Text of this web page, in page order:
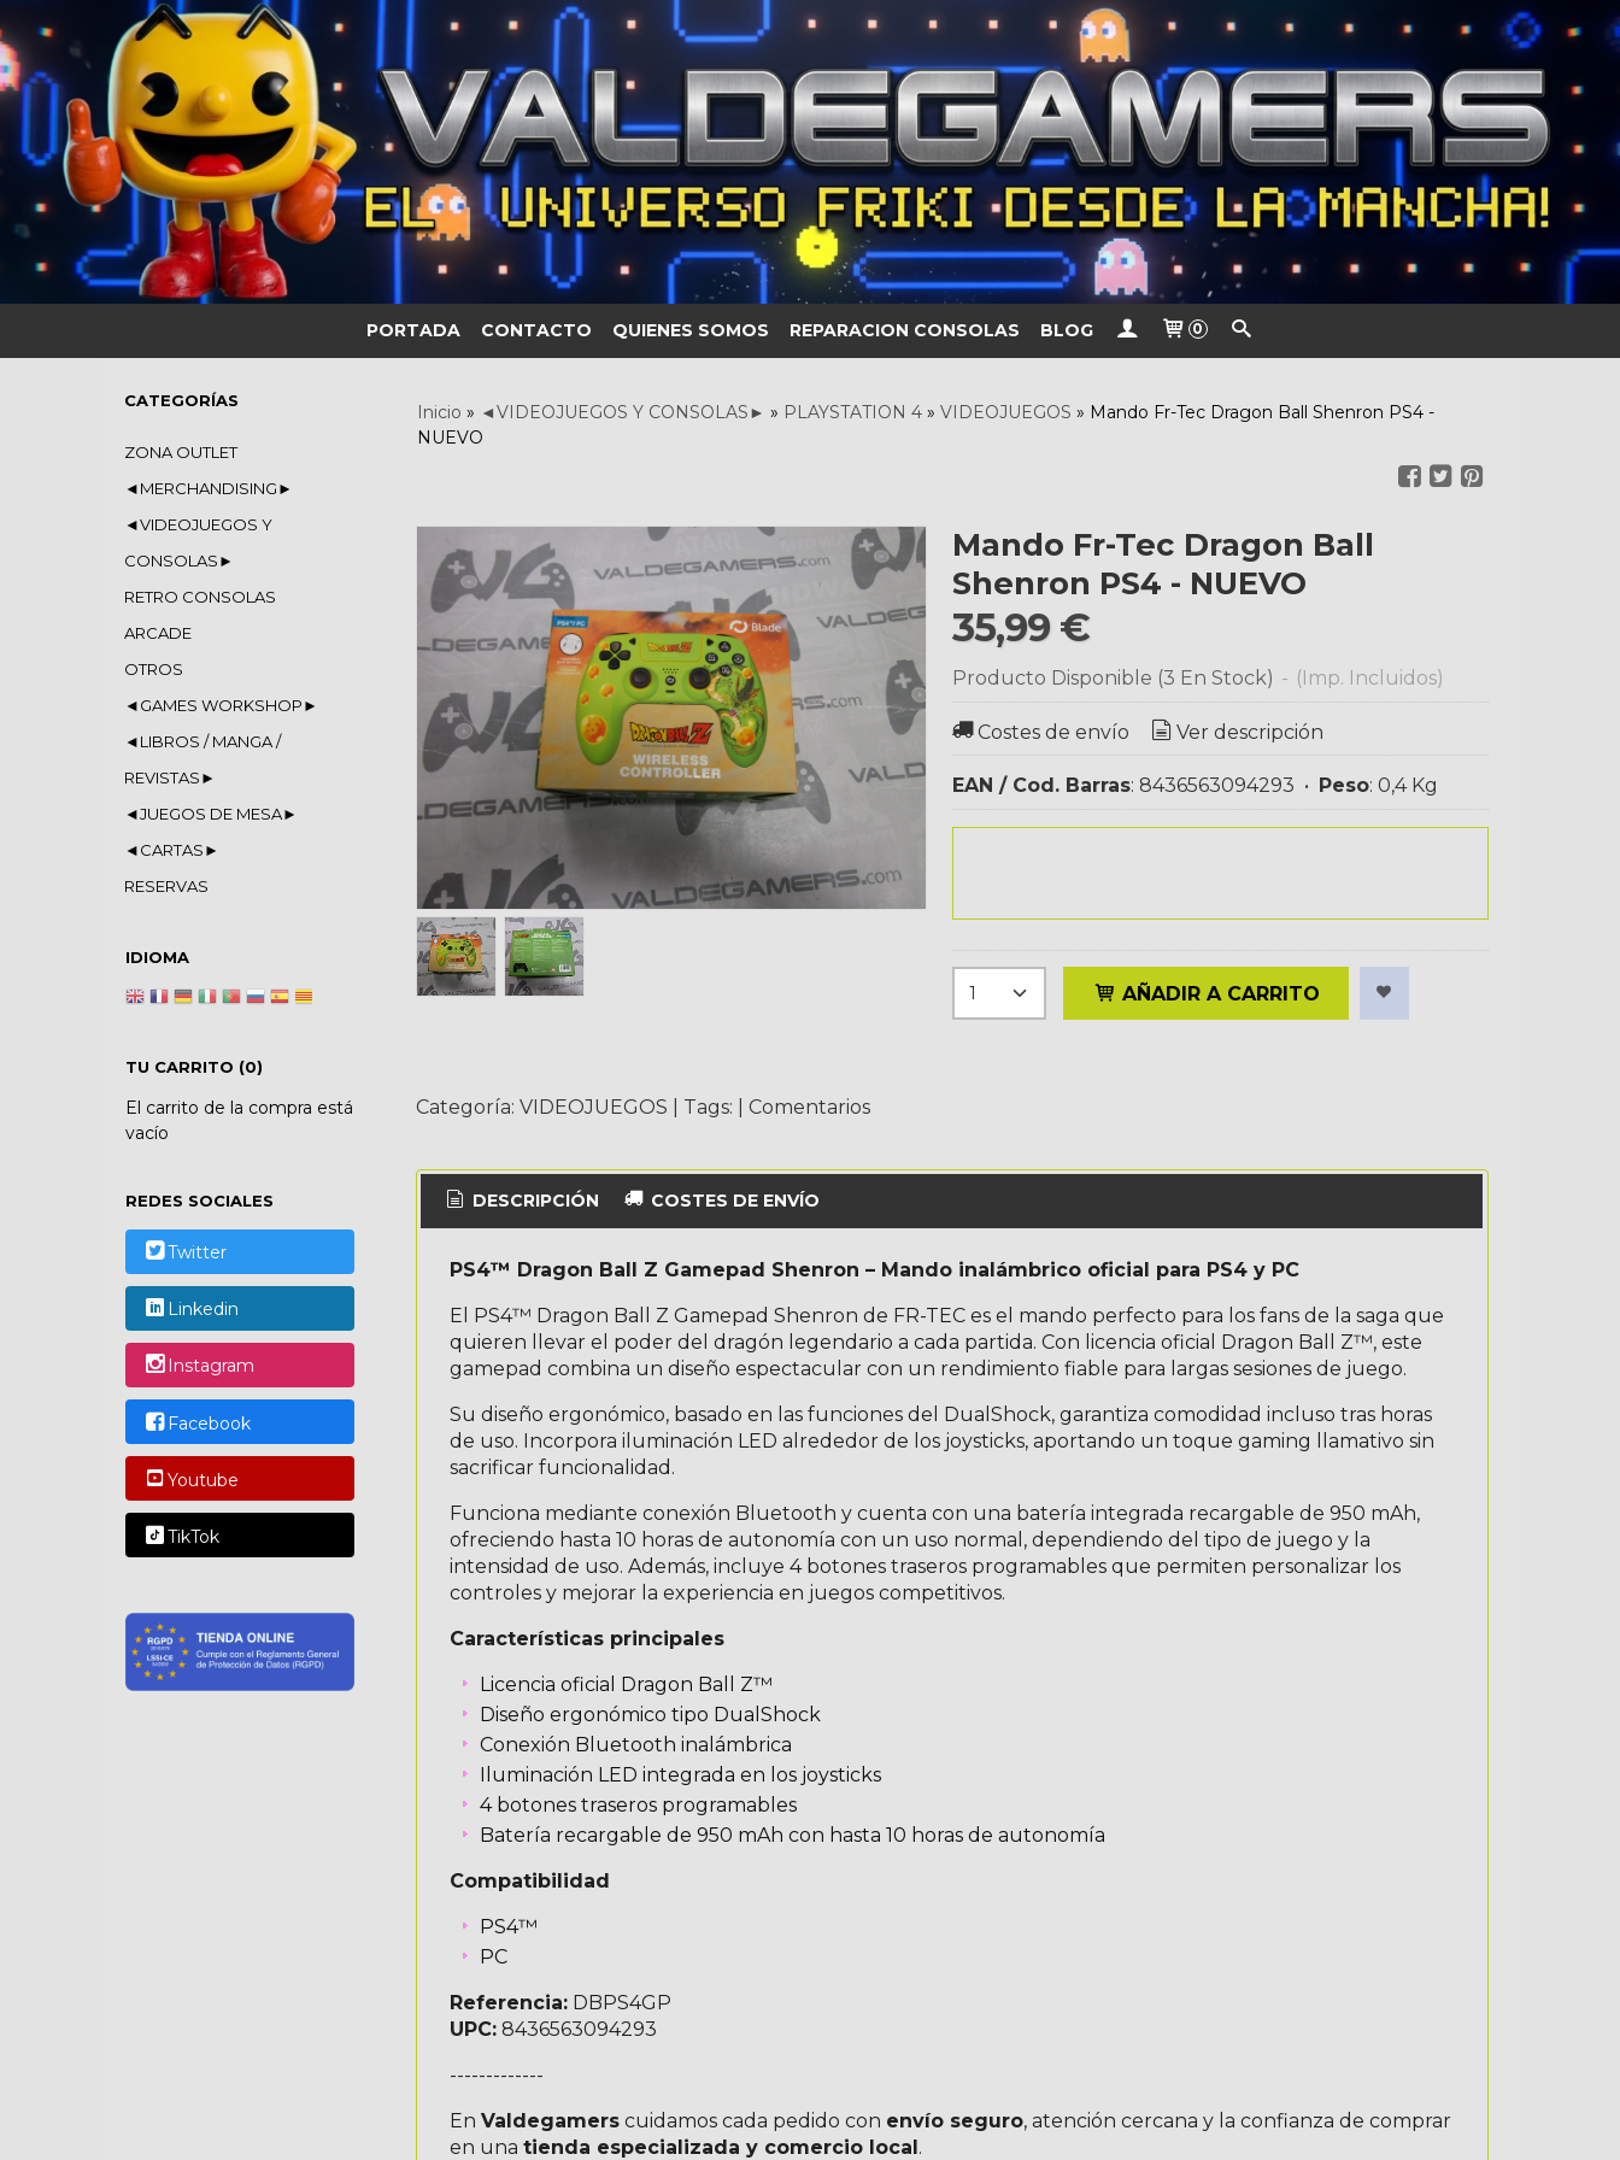
PORTADA CONTACTO QUIENES SOMOS REPARACION CONSOLAS BLOG 0
CATEGORÍAS
ZONA OUTLET
◄MERCHANDISING►
◄VIDEOJUEGOS Y
CONSOLAS►
RETRO CONSOLAS
ARCADE
OTROS
◄GAMES WORKSHOP►
◄LIBROS / MANGA /
REVISTAS►
◄JUEGOS DE MESA►
◄CARTAS►
RESERVAS
IDIOMA
TU CARRITO (0)
El carrito de la compra está
vacío
REDES SOCIALES
Twitter
Linkedin
Instagram
Facebook
Youtube
TikTok
Inicio » ◄VIDEOJUEGOS Y CONSOLAS► » PLAYSTATION 4» VIDEOJUEGOS » Mando Fr-Tec Dragon Ball Shenron PS4 -
NUEVO
Mando Fr-Tec Dragon Ball
Shenron PS4 - NUEVO
35,99 €
Producto Disponible (3 En Stock) - (Imp. Incluidos)
Costes de envío Ver descripción
EAN / Cod. Barras: 8436563094293 • Peso: 0,4 Kg
AÑADIR A CARRITO
Categoría: VIDEOJUEGOS Tags: Comentarios
DESCRIPCIÓN COSTES DE ENVÍO
PS4™ Dragon Ball Z Gamepad Shenron – Mando inalámbrico oficial para PS4 y PC
El PS4™ Dragon Ball Z Gamepad Shenron de FR-TEC es el mando perfecto para los fans de la saga que
quieren llevar el poder del dragón legendario a cada partida. Con licencia oficial Dragon Ball Z™, este
gamepad combina un diseño espectacular con un rendimiento fiable para largas sesiones de juego.
Su diseño ergonómico, basado en las funciones del DualShock, garantiza comodidad incluso tras horas
de uso. Incorpora iluminación LED alrededor de los joysticks, aportando un toque gaming llamativo sin
sacrificar funcionalidad.
Funciona mediante conexión Bluetooth y cuenta con una batería integrada recargable de 950 mAh,
ofreciendo hasta 10 horas de autonomía con un uso normal, dependiendo del tipo de juego y la
intensidad de uso. Además, incluye 4 botones traseros programables que permiten personalizar los
controles y mejorar la experiencia en juegos competitivos.
Características principales
Licencia oficial Dragon Ball Z™
Diseño ergonómico tipo DualShock
Conexión Bluetooth inalámbrica
Iluminación LED integrada en los joysticks
4 botones traseros programables
Batería recargable de 950 mAh con hasta 10 horas de autonomía
Compatibilidad
PS4™
PC
Referencia:DBPS4GP
UPC:8436563094293
-------------
En Valdegamerscuidamos cada pedido con envío seguro, atención cercana y la confianza de comprar
en una tienda especializada y comercio local .